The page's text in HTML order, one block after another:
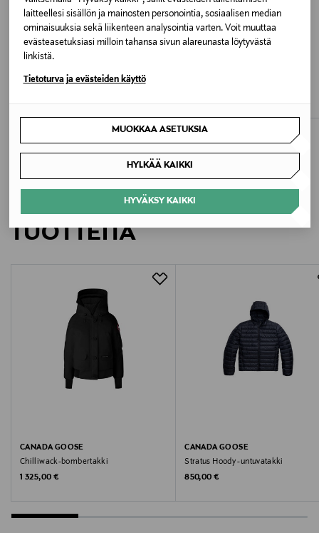
laitteellesi sisällön ja mainosten personointia, sosiaalisen median
ominaisuuksia sekä liikenteen analysointia varten. Voit muuttaa
evästeasetuksiasi milloin tahansa sivun alareunasta löytyvästä
linkistä.
Tietoturva ja evästeiden käyttö
MUOKKAA ASETUKSIA
HYLKÄÄ KAIKKI
HYVÄKSY KAIKKI
Valmistusmaa
Romania
Valmistaja
Stockmann, Lindex Group Oyj, Aleksanterinkatu 52 B,
ce@canadagoose.com
Avainsanat
takki, neule, hybriditakki, villatakki, toppatakki,
Canada Goose takki, ulkoilutakki, miesten takki
CANADA GOOSE
LISÄÄ KIINNOSTAVIA
TUOTTEITA
CANADA GOOSE
Chilliwack-bombertakki
Original Price
1 325,00 €
CANADA GOOSE
Stratus Hoody -untuvatakki
Original Price
850,00 €